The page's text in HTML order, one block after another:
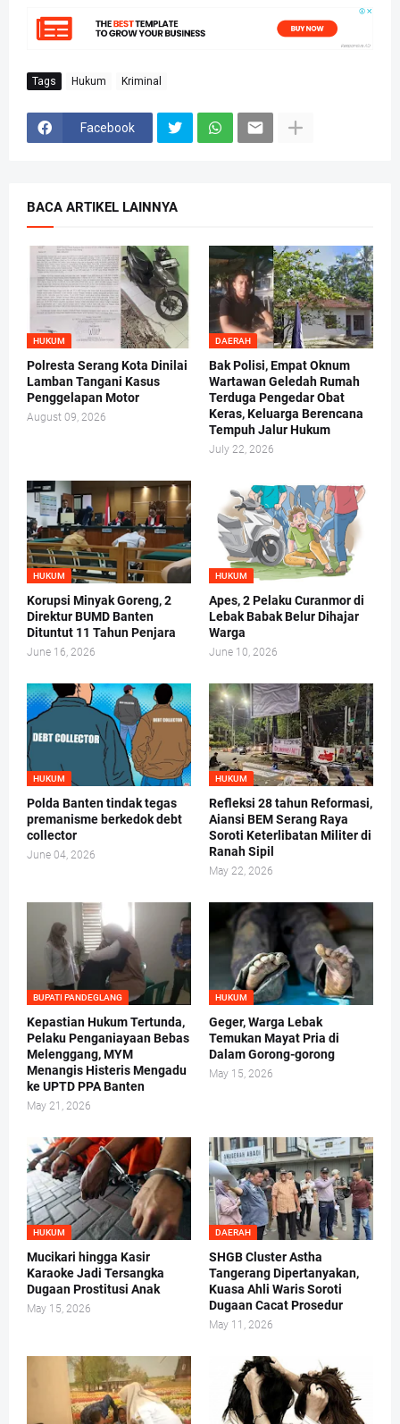
Tags Hukum Kriminal
Facebook
BACA ARTIKEL LAINNYA
HUKUM
Polresta Serang Kota Dinilai
Lamban Tangani Kasus
Penggelapan Motor
August 09, 2026
DAERAH
Bak Polisi, Empat Oknum
Wartawan Geledah Rumah
Terduga Pengedar Obat
Keras, Keluarga Berencana
Tempuh Jalur Hukum
July 22, 2026
HUKUM
Korupsi Minyak Goreng, 2
Direktur BUMD Banten
Dituntut 11 Tahun Penjara
June 16, 2026
HUKUM
Apes, 2 Pelaku Curanmor di
Lebak Babak Belur Dihajar
Warga
June 10, 2026
HUKUM
Polda Banten tindak tegas
premanisme berkedok debt
collector
June 04, 2026
HUKUM
Refleksi 28 tahun Reformasi,
Aiansi BEM Serang Raya
Soroti Keterlibatan Militer di
Ranah Sipil
May 22, 2026
BUPATI PANDEGLANG
Kepastian Hukum Tertunda,
Pelaku Penganiayaan Bebas
Melenggang, MYM
Menangis Histeris Mengadu
ke UPTD PPA Banten
May 21, 2026
HUKUM
Geger, Warga Lebak
Temukan Mayat Pria di
Dalam Gorong-gorong
May 15, 2026
HUKUM
Mucikari hingga Kasir
Karaoke Jadi Tersangka
Dugaan Prostitusi Anak
May 15, 2026
DAERAH
SHGB Cluster Astha
Tangerang Dipertanyakan,
Kuasa Ahli Waris Soroti
Dugaan Cacat Prosedur
May 11, 2026